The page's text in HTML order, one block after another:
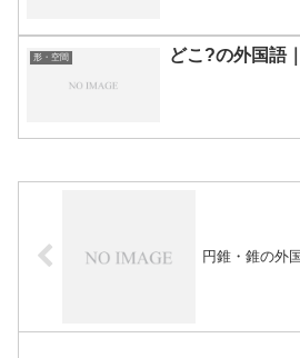
形・空間 どこ?の外国語
円錐・錐の外